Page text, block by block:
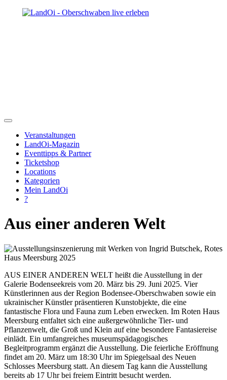
Veranstaltungen
LandOi-Magazin
Eventtipps & Partner
Ticketshop
Locations
Kategorien
Mein LandOi
?
Aus einer anderen Welt
AUS EINER ANDEREN WELT heißt die Ausstellung in der
Galerie Bodenseekreis vom 20. März bis 29. Juni 2025. Vier
Künstlerinnen aus der Region Bodensee-Oberschwaben sowie ein
ukrainischer Künstler präsentieren Kunstobjekte, die eine
fantastische Flora und Fauna zum Leben erwecken. Im Roten Haus
Meersburg entfaltet sich eine außergewöhnliche Tier- und
Pflanzenwelt, die Groß und Klein auf eine besondere Fantasiereise
einlädt. Ein umfangreiches museumspädagogisches
Begleitprogramm ergänzt die Ausstellung. Die feierliche Eröffnung
findet am 20. März um 18:30 Uhr im Spiegelsaal des Neuen
Schlosses Meersburg statt. An diesem Tag kann die Ausstellung
bereits ab 17 Uhr bei freiem Eintritt besucht werden.